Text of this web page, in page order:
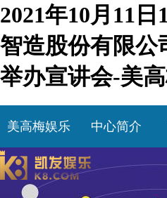
2021年10月11
智造股份有限公
举办宣讲会-美
美高梅娱乐 中心简介